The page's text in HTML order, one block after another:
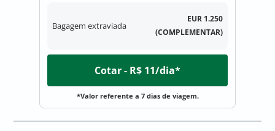
Bagagem extraviada
EUR 1.250
(COMPLEMENTAR)
Cotar - R$ 11/dia*
*Valor referente a 7 dias de viagem.